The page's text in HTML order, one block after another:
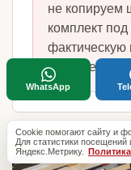
не копируем
комплект
фактическую
помещение и
Cookie помогают сайту и
Для статистики посещений
Яндекс.Метрику. Политика
WhatsApp